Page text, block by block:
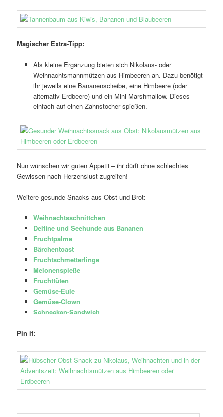
Magischer Extra-Tipp:
Als kleine Ergänzung bieten sich Nikolaus- oder
Weihnachtsmannmützen aus Himbeeren an. Dazu benötigt
ihr jeweils eine Bananenscheibe, eine Himbeere (oder
alternativ Erdbeere) und ein Mini-Marshmallow. Dieses
einfach auf einen Zahnstocher spießen.
Nun wünschen wir guten Appetit – ihr dürft ohne schlechtes
Gewissen nach Herzenslust zugreifen!
Weitere gesunde Snacks aus Obst und Brot:
Weihnachtsschnittchen
Delfine und Seehunde aus Bananen
Fruchtpalme
Bärchentoast
Fruchtschmetterlinge
Melonenspieße
Fruchttüten
Gemüse-Eule
Gemüse-Clown
Schnecken-Sandwich
Pin it: